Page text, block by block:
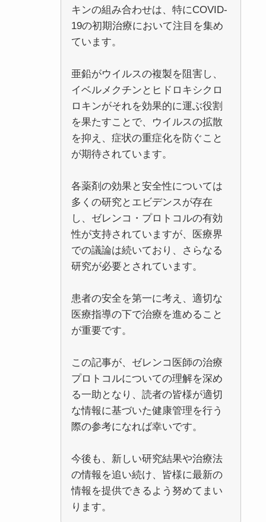
キンの組み合わせは、特にCOVID-
19の初期治療において注目を集め
ています。
亜鉛がウイルスの複製を阻害し、
イベルメクチンとヒドロキシクロ
ロキンがそれを効果的に運ぶ役割
を果たすことで、ウイルスの拡散
を抑え、症状の重症化を防ぐこと
が期待されています。
各薬剤の効果と安全性については
多くの研究とエビデンスが存在
し、ゼレンコ・プロトコルの有効
性が支持されていますが、医療界
での議論は続いており、さらなる
研究が必要とされています。
患者の安全を第一に考え、適切な
医療指導の下で治療を進めること
が重要です。
この記事が、ゼレンコ医師の治療
プロトコルについての理解を深め
る一助となり、読者の皆様が適切
な情報に基づいた健康管理を行う
際の参考になれば幸いです。
今後も、新しい研究結果や治療法
の情報を追い続け、皆様に最新の
情報を提供できるよう努めてまい
ります。